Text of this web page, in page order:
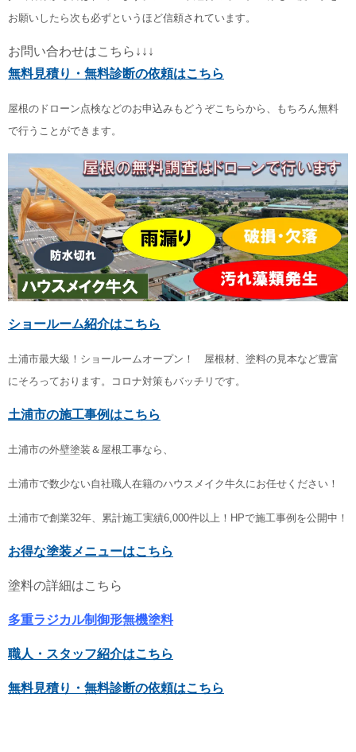
お願いしたら次も必ずというほど信頼されています。
お問い合わせはこちら↓↓↓
無料見積り・無料診断の依頼はこちら
屋根のドローン点検などのお申込みもどうぞこちらから、もちろん無料
で行うことができます。
ショールーム紹介はこちら
土浦市最大級！ショールームオープン！ 屋根材、塗料の見本など豊富
にそろっております。コロナ対策もバッチリです。
土浦市の施工事例はこちら
土浦市の外壁塗装＆屋根工事なら、
土浦市で数少ない自社職人在籍のハウスメイク牛久にお任せください！
土浦市で創業32年、累計施工実績6,000件以上！HPで施工事例を公開中！
お得な塗装メニューはこちら
塗料の詳細はこちら
多重ラジカル制御形無機塗料
職人・スタッフ紹介はこちら
無料見積り・無料診断の依頼はこちら